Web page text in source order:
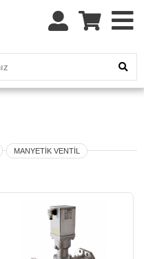
MANYETİK VENTİL